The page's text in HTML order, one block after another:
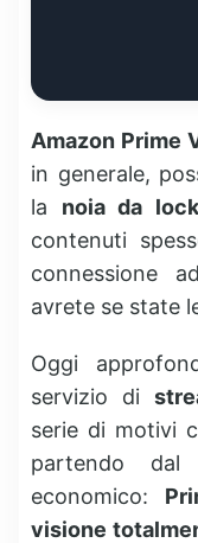
Amazon Prime
in generale,
la noia da
contenuti
connessione
avrete se state
Oggi
servizio di
serie di motivi
partendo
economico:
visione